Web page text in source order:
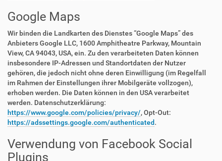
Google Maps
Wir binden die Landkarten des Dienstes “Google Maps” des
Anbieters Google LLC, 1600 Amphitheatre Parkway, Mountain
View, CA 94043, USA, ein. Zu den verarbeiteten Daten können
insbesondere IP-Adressen und Standortdaten der Nutzer
gehören, die jedoch nicht ohne deren Einwilligung (im Regelfall
im Rahmen der Einstellungen ihrer Mobilgeräte vollzogen),
erhoben werden. Die Daten können in den USA verarbeitet
werden. Datenschutzerklärung:
https://www.google.com/policies/privacy/, Opt-Out:
https://adssettings.google.com/authenticated.
Verwendung von Facebook Social
Plugins